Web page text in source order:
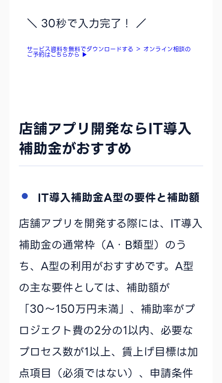
＼ 30秒で入力完了！ ／
サービス資料を無料でダウンロードする ＞ オンライン相談の
ご予約はこちらから ▶
店舗アプリ開発ならIT導入
補助金がおすすめ
IT導入補助金A型の要件と補助額
店舗アプリを開発する際には、IT導入
補助金の通常枠（A・B類型）のう
ち、A型の利用がおすすめです。A型
の主な要件としては、補助額が
「30〜150万円未満」、補助率がプ
ロジェクト費の2分の1以内、必要な
プロセス数が1以上、賃上げ目標は加
点項目（必須ではない）、申請条件